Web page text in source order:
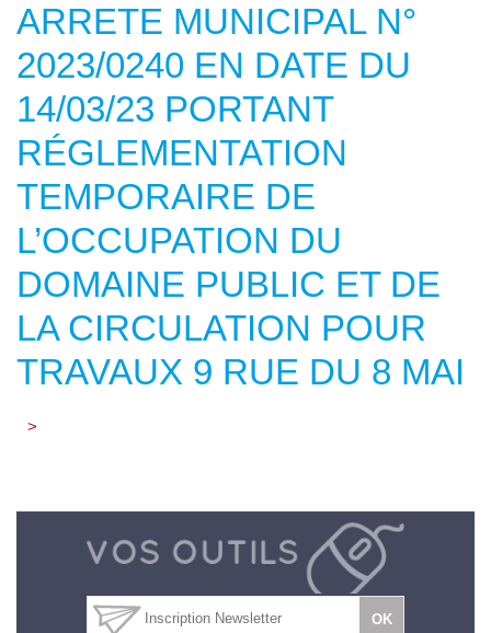
ARRETE MUNICIPAL N°
2023/0240 EN DATE DU
14/03/23 PORTANT
RÉGLEMENTATION
TEMPORAIRE DE
L’OCCUPATION DU
DOMAINE PUBLIC ET DE
LA CIRCULATION POUR
TRAVAUX 9 RUE DU 8 MAI
>